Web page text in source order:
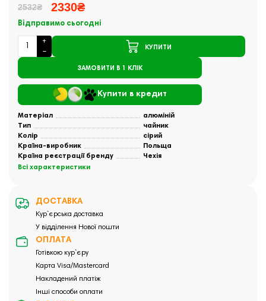
2532₴ 2330₴
Відправимо сьогодні
КУПИТИ
ЗАМОВИТИ В 1 КЛІК
Купити в кредит
Матеріал
алюміній
Тип
чайник
Колір
сірий
Країна-виробник
Польща
Країна реєстрації бренду
Чехія
Всі характеристики
ДОСТАВКА
Кур`єрська доставка
У відділення Нової пошти
ОПЛАТА
Готівкою кур`єру
Карта Visa/Mastercard
Накладений платіж
Інші способи оплати